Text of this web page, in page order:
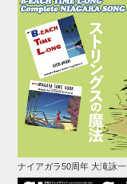
ナイアガラ50周年 大滝詠一